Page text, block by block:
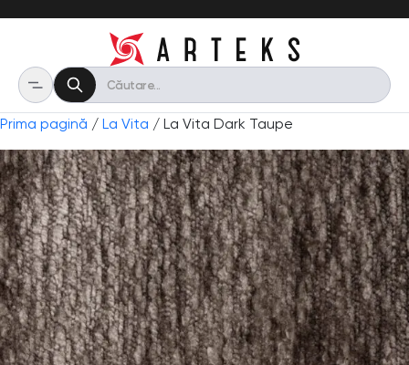
Prima pagină / La Vita / La Vita Dark Taupe